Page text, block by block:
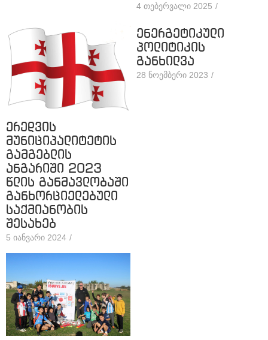
4 თებერვალი 2025 /
ერედვის
მუნიციპალიტეტის
გამგებლის
ანგარიში 2023
წლის განმავლობაში
განხორციელებული
საქმიანობის
შესახებ
5 იანვარი 2024 /
ენერგეტიკული
პოლიტიკის
განხილვა
28 ნოემბერი 2023 /